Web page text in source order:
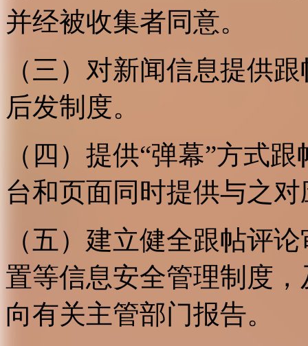
并经被收集者同意。
（三）对新闻信息提供
后发制度。
（四）提供“弹幕”方式
台和页面同时提供与之
（五）建立健全跟帖评
置等信息安全管理制度
向有关主管部门报告。